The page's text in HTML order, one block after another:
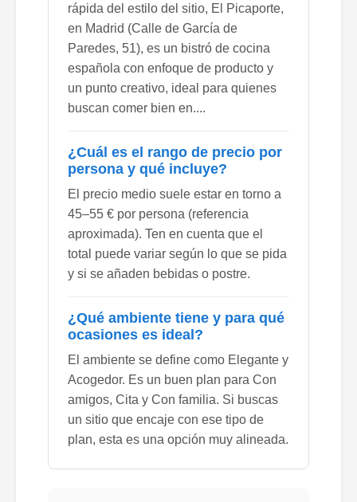
rápida del estilo del sitio, El Picaporte,
en Madrid (Calle de García de
Paredes, 51), es un bistró de cocina
española con enfoque de producto y
un punto creativo, ideal para quienes
buscan comer bien en....
¿Cuál es el rango de precio por
persona y qué incluye?
El precio medio suele estar en torno a
45–55 € por persona (referencia
aproximada). Ten en cuenta que el
total puede variar según lo que se pida
y si se añaden bebidas o postre.
¿Qué ambiente tiene y para qué
ocasiones es ideal?
El ambiente se define como Elegante y
Acogedor. Es un buen plan para Con
amigos, Cita y Con familia. Si buscas
un sitio que encaje con ese tipo de
plan, esta es una opción muy alineada.